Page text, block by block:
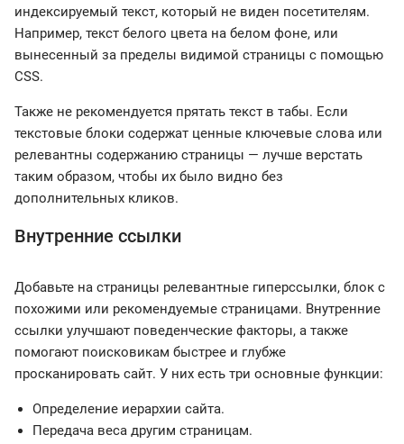
индексируемый текст, который не виден посетителям.
Например, текст белого цвета на белом фоне, или
вынесенный за пределы видимой страницы с помощью
CSS.
Также не рекомендуется прятать текст в табы. Если
текстовые блоки содержат ценные ключевые слова или
релевантны содержанию страницы — лучше верстать
таким образом, чтобы их было видно без
дополнительных кликов.
Внутренние ссылки
Добавьте на страницы релевантные гиперссылки, блок с
похожими или рекомендуемые страницами. Внутренние
ссылки улучшают поведенческие факторы, а также
помогают поисковикам быстрее и глубже
просканировать сайт. У них есть три основные функции:
Определение иерархии сайта.
Передача веса другим страницам.